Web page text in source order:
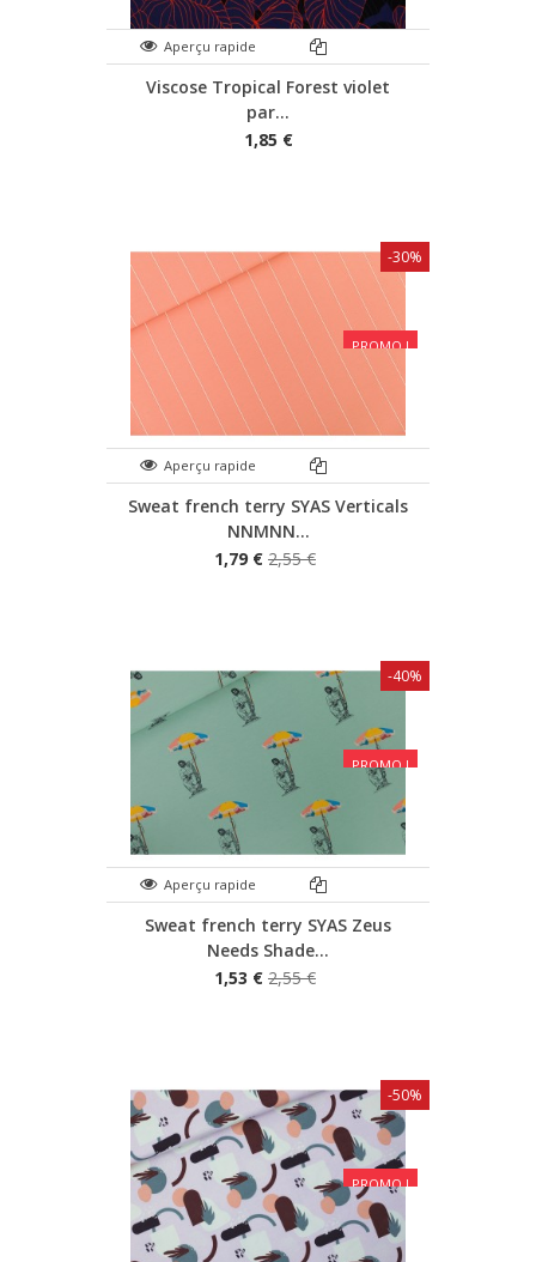
Aperçu rapide
Viscose Tropical Forest violet
par...
1,85 €
PROMO !
Aperçu rapide
Sweat french terry SYAS Verticals
NNMNN...
1,79 € 2,55 €
-30%
PROMO !
Aperçu rapide
Sweat french terry SYAS Zeus
Needs Shade...
1,53 € 2,55 €
-40%
PROMO !
-50%